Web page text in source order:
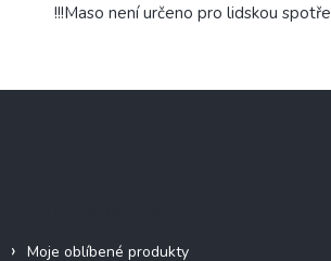
!!!Maso není určeno pro lidskou
Moje oblíbené produkty